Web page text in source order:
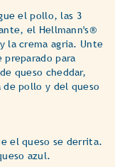
el pollo, las 3
el Hellmann's®
la crema agria. Unte
para
queso cheddar,
de pollo y del queso
el queso se derrita.
azul.